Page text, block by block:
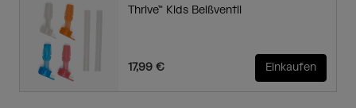
Thrive™ Kids Beißventil
17,99 € Einkaufen